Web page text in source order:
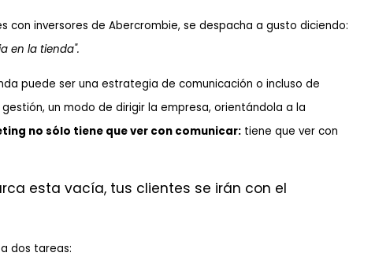
con inversores de Abercrombie, se despacha a gusto diciendo:
en la tienda".
puede ser una estrategia de comunicación o incluso de
un modo de dirigir la empresa, orientándola a la
no sólo tiene que ver con comunicar: tiene que ver con
esta vacía, tus clientes se irán con el
dos tareas: